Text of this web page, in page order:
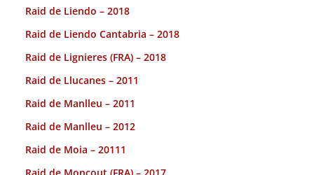
Raid de Liendo – 2018
Raid de Liendo Cantabria – 2018
Raid de Lignieres (FRA) – 2018
Raid de Llucanes – 2011
Raid de Manlleu – 2011
Raid de Manlleu – 2012
Raid de Moia – 20111